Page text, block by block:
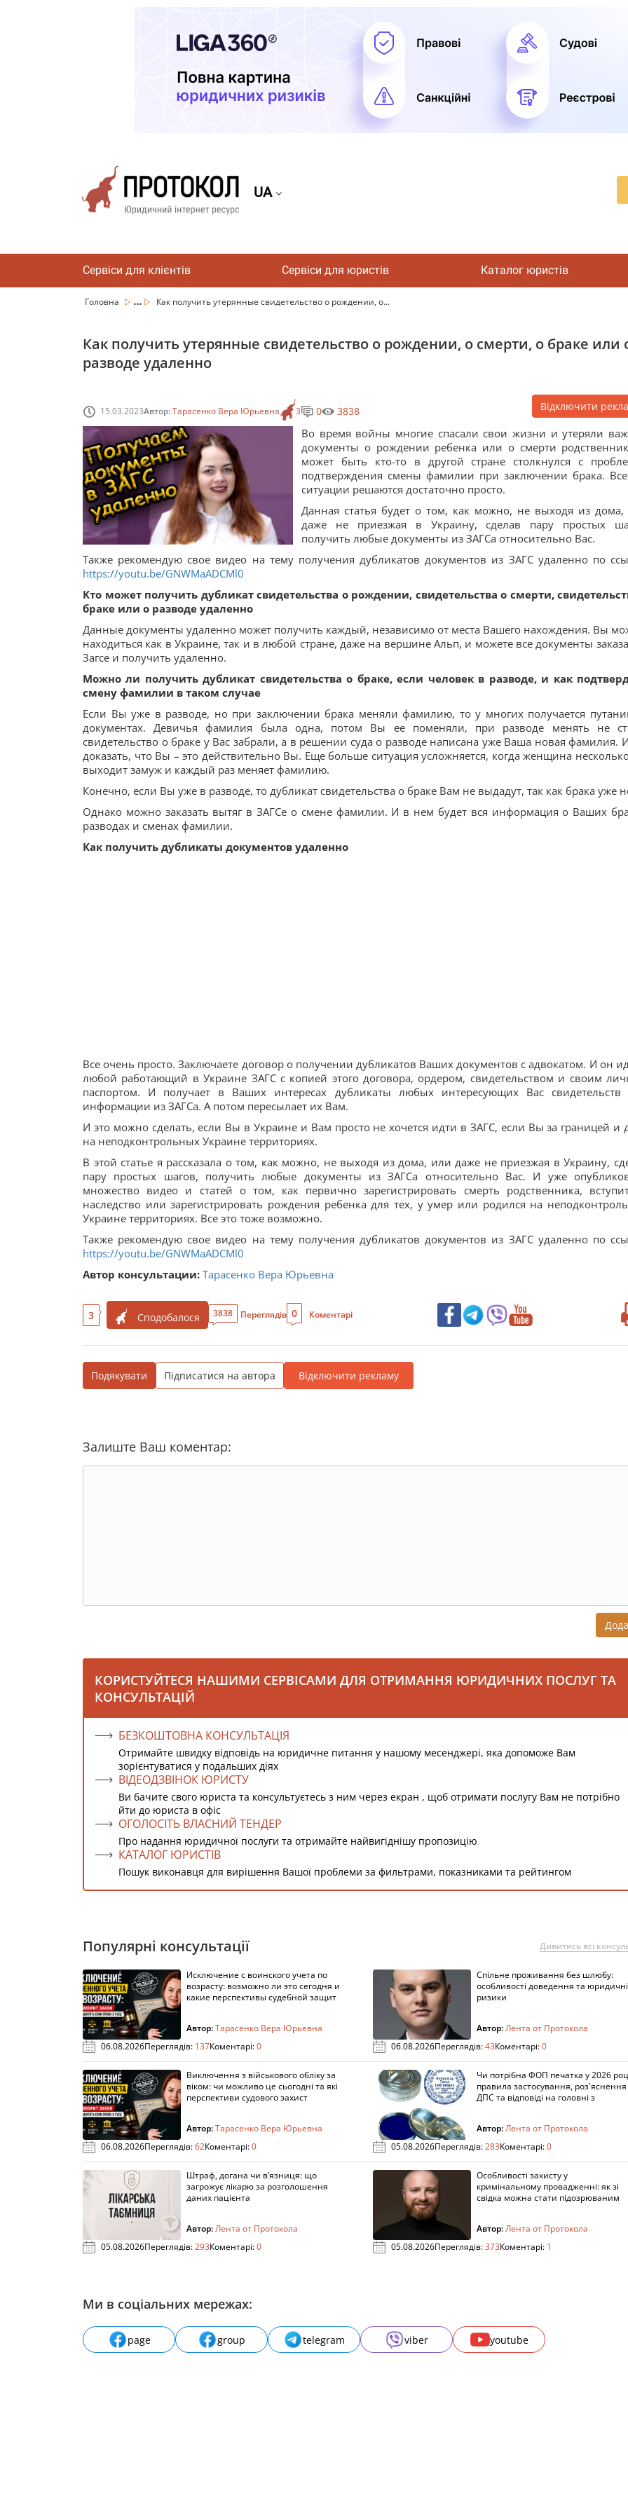
UA
Сервіси для клієнтів Сервіси для юристів Каталог юристів
Головна ... Как получить утерянные свидетельство о рождении, о...
Как получить утерянные свидетельство о рождении, о смерти, о браке или
разводе удаленно
15.03.2023Автор:Тарасенко Вера Юрьевна 3 0 3838 Відключити
Во время войны многие спасали свои жизни и утеряли
документы о рождении ребенка или о смерти
может быть кто-то в другой стране столкнулся с
подтверждения смены фамилии при заключении брака.
ситуации решаются достаточно просто.
Данная статья будет о том, как можно, не выходя из
даже не приезжая в Украину, сделав пару простых
получить любые документы из ЗАГСа относительно Вас.
Также рекомендую свое видео на тему получения дубликатов документов из ЗАГС удаленно по
https://youtu.be/GNWMaADCMl0
Кто может получить дубликат свидетельства о рождении, свидетельства о смерти,
браке или о разводе удаленно
Данные документы удаленно может получить каждый, независимо от места Вашего нахождения. Вы
находиться как в Украине, так и в любой стране, даже на вершине Альп, и можете все документы
Загсе и получить удаленно.
Можно ли получить дубликат свидетельства о браке, если человек в разводе, и как
смену фамилии в таком случае
Если Вы уже в разводе, но при заключении брака меняли фамилию, то у многих получается
документах. Девичья фамилия была одна, потом Вы ее поменяли, при разводе менять не
свидетельство о браке у Вас забрали, а в решении суда о разводе написана уже Ваша новая фамилия.
доказать, что Вы – это действительно Вы. Еще больше ситуация усложняется, когда женщина
выходит замуж и каждый раз меняет фамилию.
Конечно, если Вы уже в разводе, то дубликат свидетельства о браке Вам не выдадут, так как брака уже
Однако можно заказать вытяг в ЗАГСе о смене фамилии. И в нем будет вся информация о Ваших
разводах и сменах фамилии.
Как получить дубликаты документов удаленно
Все очень просто. Заключаете договор о получении дубликатов Ваших документов с адвокатом. И он
любой работающий в Украине ЗАГС с копией этого договора, ордером, свидетельством и своим
паспортом. И получает в Ваших интересах дубликаты любых интересующих Вас свидетельств
информации из ЗАГСа. А потом пересылает их Вам.
И это можно сделать, если Вы в Украине и Вам просто не хочется идти в ЗАГС, если Вы за границей и
на неподконтрольных Украине территориях.
В этой статье я рассказала о том, как можно, не выходя из дома, или даже не приезжая в Украину,
пару простых шагов, получить любые документы из ЗАГСа относительно Вас. И уже
множество видео и статей о том, как первично зарегистрировать смерть родственника,
наследство или зарегистрировать рождения ребенка для тех, у умер или родился на
Украине территориях. Все это тоже возможно.
Также рекомендую свое видео на тему получения дубликатов документов из ЗАГС удаленно по
https://youtu.be/GNWMaADCMl0
Автор консультации: Тарасенко Вера Юрьевна
3 Сподобалося 3838 Переглядів 0 Коментарі
Подякувати Підписатися на автора Відключити рекламу
Залиште Ваш коментар:
КОРИСТУЙТЕСЯ НАШИМИ СЕРВІСАМИ ДЛЯ ОТРИМАННЯ ЮРИДИЧНИХ ПОСЛУГ ТА
КОНСУЛЬТАЦІЙ
БЕЗКОШТОВНА КОНСУЛЬТАЦІЯ
Отримайте швидку відповідь на юридичне питання у нашому месенджері, яка допоможе Вам
зорієнтуватися у подальших діях
ВІДЕОДЗВІНОК ЮРИСТУ
Ви бачите свого юриста та консультуєтесь з ним через екран , щоб отримати послугу Вам не потрібно
йти до юриста в офіс
ОГОЛОСІТЬ ВЛАСНИЙ ТЕНДЕР
Про надання юридичної послуги та отримайте найвигіднішу пропозицію
КАТАЛОГ ЮРИСТІВ
Пошук виконавця для вирішення Вашої проблеми за фильтрами, показниками та рейтингом
Популярні консультації Дивитись всі
Исключение с воинского учета по
возрасту: возможно ли это сегодня и
какие перспективы судебной защит
Автор:Тарасенко Вера Юрьевна
06.08.2026Переглядів: 137Коментарі:0
Спільне проживання без шлюбу:
особливості доведення та юридичні
ризики
Автор:Лента от Протокола
06.08.2026Переглядів:43Коментарі:0
Виключення з військового обліку за
віком: чи можливо це сьогодні та які
перспективи судового захист
Автор:Тарасенко Вера Юрьевна
06.08.2026Переглядів:62Коментарі:0
Чи потрібна ФОП печатка у 2026
правила застосування, роз'яснення
ДПС та відповіді на головні з
Автор:Лента от Протокола
05.08.2026Переглядів:283Коментарі:0
Штраф, догана чи в’язниця: що
загрожує лікарю за розголошення
даних пацієнта
Автор:Лента от Протокола
05.08.2026Переглядів:293Коментарі:0
Особливості захисту у
кримінальному провадженні: як зі
свідка можна стати підозрюваним
Автор:Лента от Протокола
05.08.2026Переглядів:373Коментарі: 1
Ми в соціальних мережах:
page group telegram viber youtube